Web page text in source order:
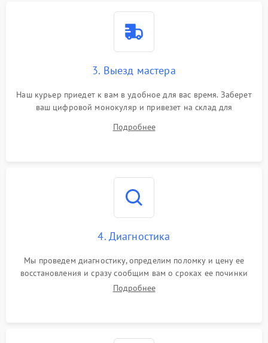
3. Выезд мастера
Наш курьер приедет к вам в удобное для вас время. Заберет
ваш цифровой монокуляр и привезет на склад для
Подробнее
4. Диагностика
Мы проведем диагностику, определим поломку и цену ее
восстановления и сразу сообщим вам о сроках ее починки
Подробнее